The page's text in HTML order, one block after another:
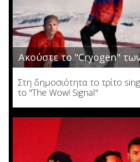
Ακούστε το "Cryogen"
Στη δημοσιότητα το τρίτο
το "The Wow! Signal"